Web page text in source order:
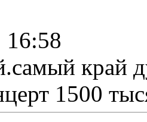
16:58
край
1500